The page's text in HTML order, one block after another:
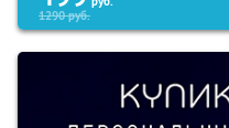
1290руб.